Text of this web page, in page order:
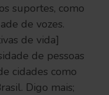
suportes, como
de vozes.
de vida]
de pessoas
cidades como
Digo mais;